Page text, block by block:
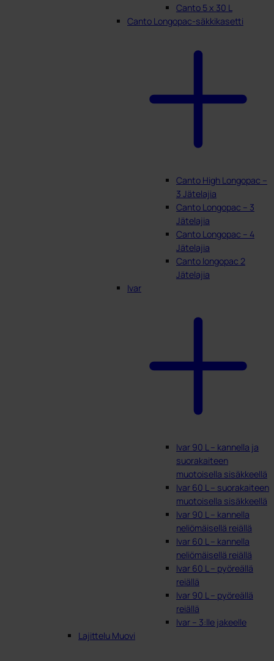
Canto 5 x 30 L
Canto Longopac-säkkikasetti
Canto High Longopac –
3 Jätelajia
Canto Longopac – 3
Jätelajia
Canto Longopac – 4
Jätelajia
Canto longopac 2
Jätelajia
Ivar
Ivar 90 L – kannella ja
suorakaiteen
muotoisella sisäkkeellä
Ivar 60 L – suorakaiteen
muotoisella sisäkkeellä
Ivar 90 L – kannella
neliömäisellä reiällä
Ivar 60 L – kannella
neliömäisellä reiällä
Ivar 60 L – pyöreällä
reiällä
Ivar 90 L – pyöreällä
reiällä
Ivar – 3:lle jakeelle
Lajittelu Muovi